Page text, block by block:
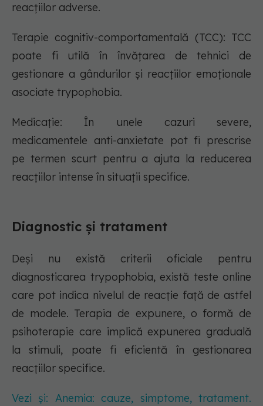
reacțiilor adverse.
Terapie cognitiv-comportamentală (TCC): TCC
poate fi utilă în învățarea de tehnici de
gestionare a gândurilor și reacțiilor emoționale
asociate trypophobia.
Medicație: În unele cazuri severe,
medicamentele anti-anxietate pot fi prescrise
pe termen scurt pentru a ajuta la reducerea
reacțiilor intense în situații specifice.
Diagnostic și tratament
Deși nu există criterii oficiale pentru
diagnosticarea trypophobia, există teste online
care pot indica nivelul de reacție față de astfel
de modele. Terapia de expunere, o formă de
psihoterapie care implică expunerea graduală
la stimuli, poate fi eficientă în gestionarea
reacțiilor specifice.
Vezi și: Anemia: cauze, simptome, tratament.